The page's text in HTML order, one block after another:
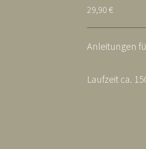
29,90 €
Anleitungen
Laufzeit ca.